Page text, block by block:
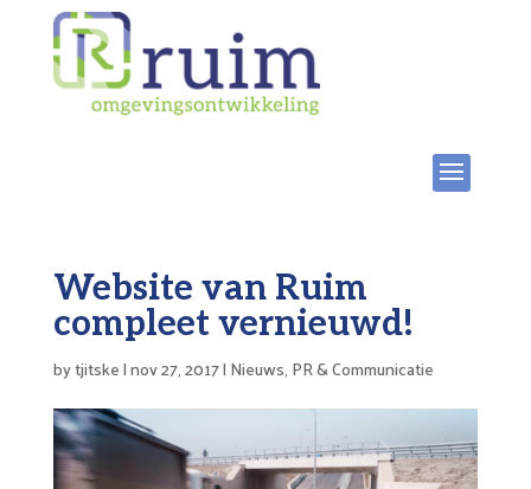
content
Website van Ruim
compleet vernieuwd!
bytjitske|nov 27, 2017| Nieuws, PR & Communicatie